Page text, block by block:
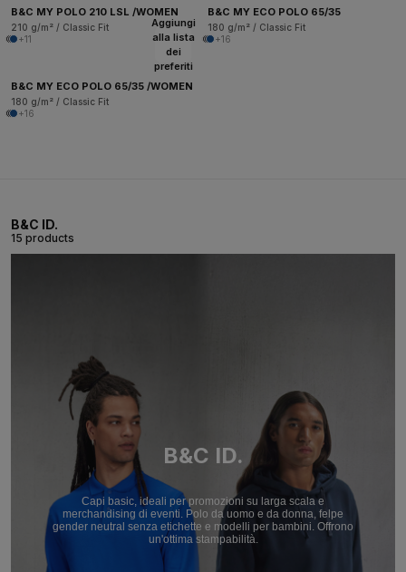
B&C MY POLO 210 LSL /WOMEN
210 g/m² / Classic Fit
+11
B&C MY ECO POLO 65/35
180 g/m² / Classic Fit
+16
Aggiungi
alla lista
dei
preferiti
B&C MY ECO POLO 65/35 /WOMEN
180 g/m² / Classic Fit
+16
B&C ID.
15 products
B&C ID.
Capi basic, ideali per promozioni su larga scala e
merchandising di eventi. Polo da uomo e da donna, felpe
gender neutral senza etichette e modelli per bambini. Offrono
un'ottima stampabilità.